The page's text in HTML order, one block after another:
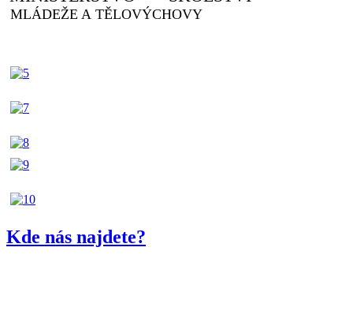
MLÁDEŽE A TĚLOVÝCHOVY
Kde nás najdete?